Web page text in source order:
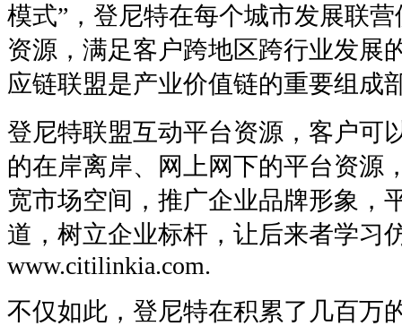
模式”，登尼特在每个城市发展联
资源，满足客户跨地区跨行业发展
应链联盟是产业价值链的重要组成
登尼特联盟互动平台资源，客户可
的在岸离岸、网上网下的平台资源
宽市场空间，推广企业品牌形象，
道，树立企业标杆，让后来者学习
www.citilinkia.com.
不仅如此，登尼特在积累了几百万